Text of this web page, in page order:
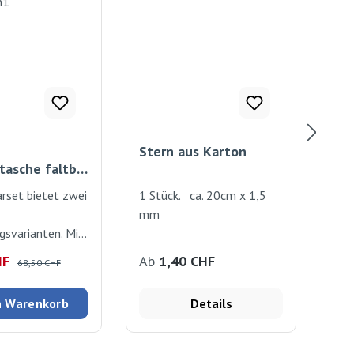
faltbar
bietet zwei
Mit
fröhlich, bunte
und mit
verwandeln
im
Regulärer Preis:
68,50 CHF
Warenkorb
Stern aus Karton
1 Stück. ca. 20cm x 1,5
mm
Regulärer Preis:
Ab 1,40 CHF
Details